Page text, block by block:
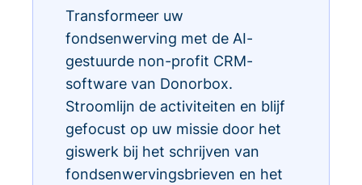
Transformeer uw
fondsenwerving met de AI-
gestuurde non-profit CRM-
software van Donorbox.
Stroomlijn de activiteiten en blijf
gefocust op uw missie door het
giswerk bij het schrijven van
fondsenwervingsbrieven en het